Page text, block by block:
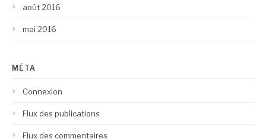
août 2016
mai 2016
MÉTA
Connexion
Flux des publications
Flux des commentaires